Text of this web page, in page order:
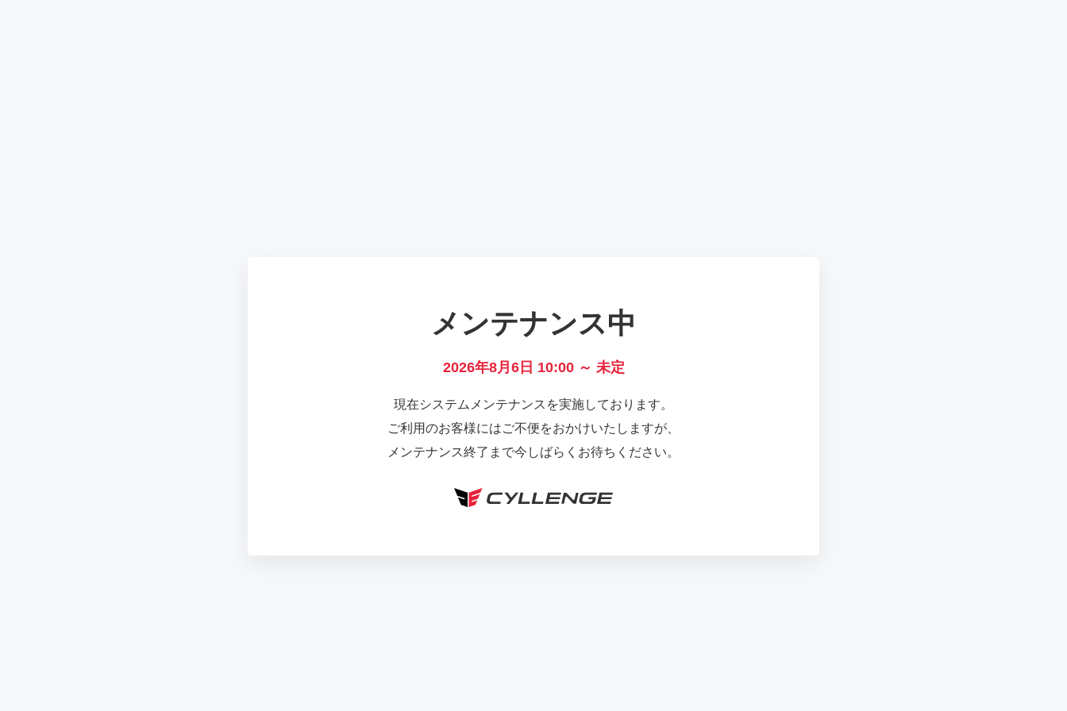
メンテナンス中
2026年8月6日 10:00 ～ 未定
現在システムメンテナンスを実施しております。
ご利用のお客様にはご不便をおかけいたしますが、
メンテナンス終了まで今しばらくお待ちください。